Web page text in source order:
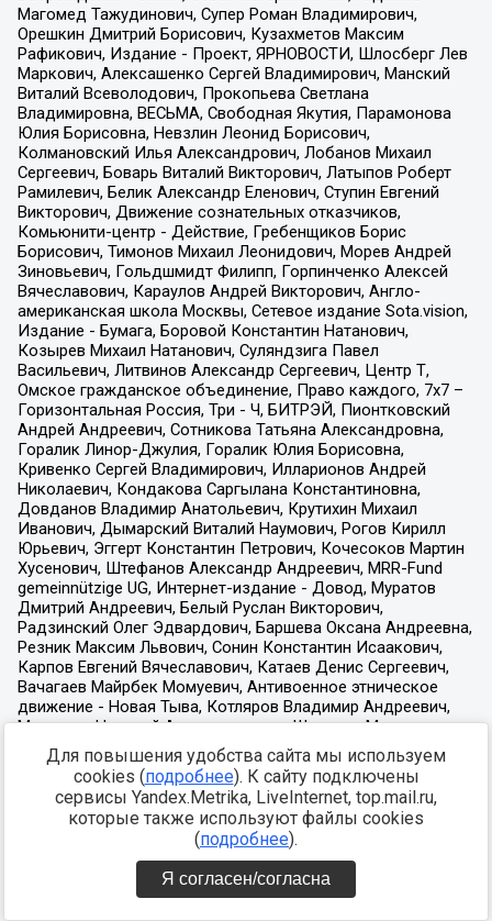
Для повышения удобства сайта мы используем
cookies (подробнее). К сайту подключены
сервисы Yandex.Metrika, LiveInternet, top.mail.ru,
которые также используют файлы cookies
(подробнее).
Я согласен/согласна